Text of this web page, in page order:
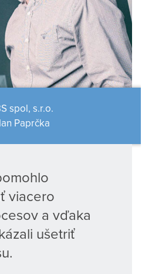
spol, s.r.o.
Paprčka
viacero
a vďaka
ušetriť